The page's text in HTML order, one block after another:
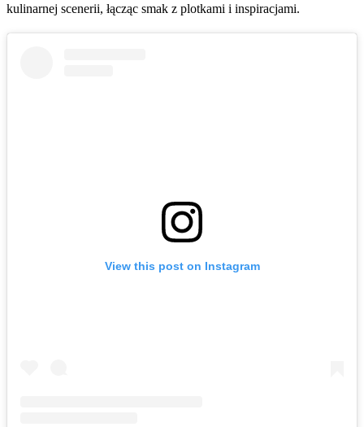
kulinarnej scenerii, łącząc smak z plotkami i inspiracjami.
View this post on Instagram